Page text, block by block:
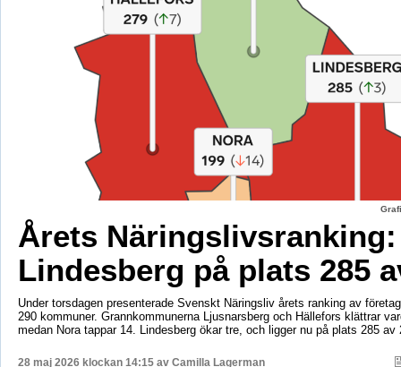
Årets Näringslivsranking:
Lindesberg på plats 285
Under torsdagen presenterade Svenskt Näringsliv årets ranking av
290 kommuner. Grannkommunerna Ljusnarsberg och Hällefors klättrar
medan Nora tappar 14. Lindesberg ökar tre, och ligger nu på plats 285 av
28 maj 2026 klockan 14:15 av Camilla Lagerman